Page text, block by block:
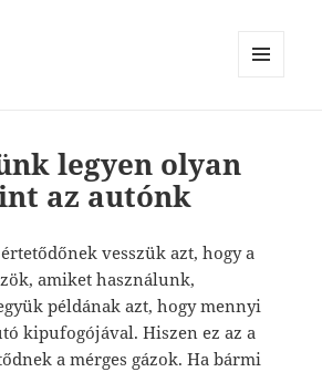
legyen olyan
az autónk
vesszük azt, hogy a
amiket használunk,
példának azt, hogy mennyi
kipufogójával. Hiszen ez az a
a mérges gázok. Ha bármi